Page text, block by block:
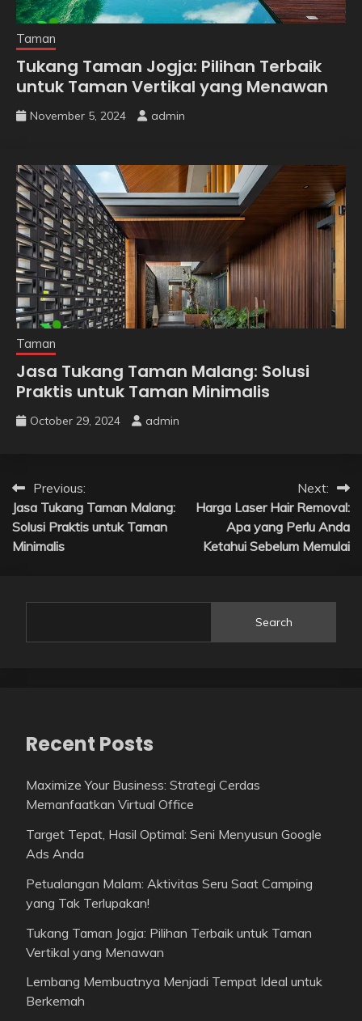
Taman
Tukang Taman Jogja: Pilihan Terbaik
untuk Taman Vertikal yang Menawan
November 5, 2024 admin
Taman
Jasa Tukang Taman Malang: Solusi
Praktis untuk Taman Minimalis
October 29, 2024 admin
Post
navigation
Previous:
Jasa Tukang Taman Malang:
Solusi Praktis untuk Taman
Minimalis
Next:
Harga Laser Hair Removal:
Apa yang Perlu Anda
Ketahui Sebelum Memulai
Search
Recent Posts
Maximize Your Business: Strategi Cerdas
Memanfaatkan Virtual Office
Target Tepat, Hasil Optimal: Seni Menyusun Google
Ads Anda
Petualangan Malam: Aktivitas Seru Saat Camping
yang Tak Terlupakan!
Tukang Taman Jogja: Pilihan Terbaik untuk Taman
Vertikal yang Menawan
Lembang Membuatnya Menjadi Tempat Ideal untuk
Berkemah